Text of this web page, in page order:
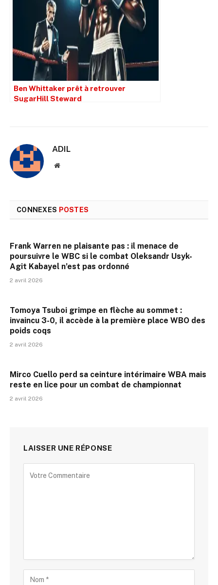
Ben Whittaker prêt à retrouver
SugarHill Steward
ADIL
Site
CONNEXES POSTES
Frank Warren ne plaisante pas : il menace de
poursuivre le WBC si le combat Oleksandr Usyk-
Agit Kabayel n’est pas ordonné
2 avril 2026
Tomoya Tsuboi grimpe en flèche au sommet :
invaincu 3-0, il accède à la première place WBO des
poids coqs
2 avril 2026
Mirco Cuello perd sa ceinture intérimaire WBA mais
reste en lice pour un combat de championnat
2 avril 2026
LAISSER UNE RÉPONSE